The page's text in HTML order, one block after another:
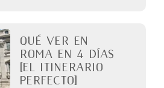
QUÉ VER EN
ROMA en 4 días
[El itinerario
perfecto]